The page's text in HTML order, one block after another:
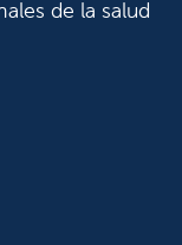
de la salud